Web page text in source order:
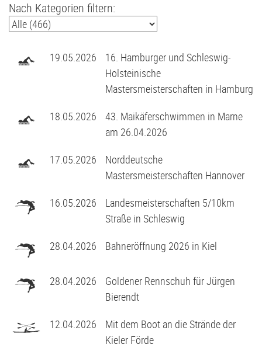
Nach Kategorien filtern:
19.05.2026
16. Hamburger und Schleswig-
Holsteinische
Mastersmeisterschaften in Hamburg
18.05.2026
43. Maikäferschwimmen in Marne
am 26.04.2026
17.05.2026
Norddeutsche
Mastersmeisterschaften Hannover
16.05.2026
Landesmeisterschaften 5/10km
Straße in Schleswig
28.04.2026
Bahneröffnung 2026 in Kiel
28.04.2026
Goldener Rennschuh für Jürgen
Bierendt
12.04.2026
Mit dem Boot an die Strände der
Kieler Förde
Judo
Schützen
Schwimmen
Stammtisch
D2-Jugend - TSV Klausdorf II U12
E1-Jugend - TSV Klausdorf U11
E3-Jugend - TSV Klausdorf III U10
F1-Jugend - TSV Klausdorf U9
F2-Jugend - TSV Klausdorf U8